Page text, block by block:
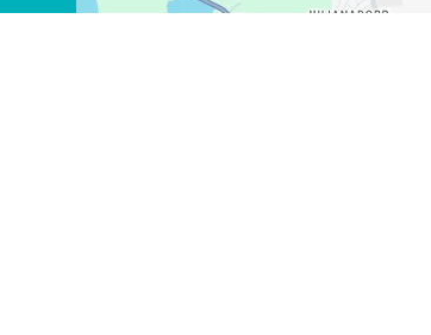
WHATSAPP